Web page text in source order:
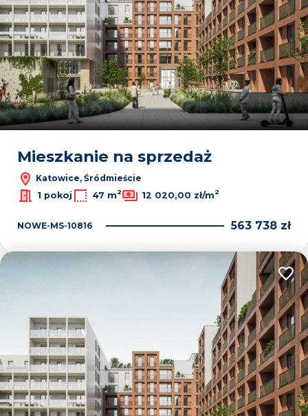
Mieszkanie na sprzedaż
Katowice, Śródmieście
1 pokoj
47 m2 12 020,00 zł/m2
NOWE-MS-10816 563 738 zł